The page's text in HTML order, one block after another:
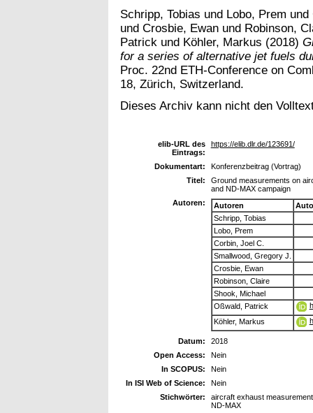
Schripp, Tobias und Lobo, Prem und
und Crosbie, Ewan und Robinson,
Patrick und Köhler, Markus (2018)
for a series of alternative jet fuels
Proc. 22nd ETH-Conference on
18, Zürich, Switzerland.
Dieses Archiv kann nicht den
elib-URL des
Eintrags:
https://elib.dlr.de/123691/
Dokumentart:
Konferenzbeitrag (Vortrag)
Titel:
Ground measurements on
and ND-MAX campaign
Autoren:
Autoren
Schripp, Tobias
Lobo, Prem
Corbin, Joel C.
Smallwood, Gregory J.
Crosbie, Ewan
Robinson, Claire
Shook, Michael
Oßwald, Patrick
Köhler, Markus
Datum:
2018
Open Access:
Nein
In SCOPUS:
Nein
In ISI Web of Science:
Nein
Stichwörter:
aircraft exhaust
ND-MAX